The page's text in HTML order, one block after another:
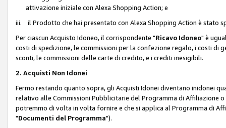
attivazione iniziale con Alexa Shopping Action; e
iii. il Prodotto che hai presentato con Alexa Shopping Action è stato
Per ciascun Acquisto Idoneo, il corrispondente "Ricavo Idoneo" è
costi di spedizione, le commissioni per la confezione regalo, i costi di
sconti, le commissioni delle carte di credito, e i crediti inesigibili.
2. Acquisti Non Idonei
Fermo restando quanto sopra, gli Acquisti Idonei diventano inidonei
relativo alle Commissioni Pubblicitarie del Programma di Affiliazione
potremmo di volta in volta fornire e che si applica al Programma di
"Documenti del Programma").